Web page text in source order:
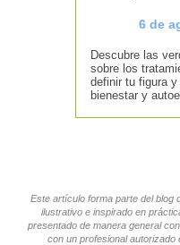
6 de
Descubre las
sobre los
definir tu figura
bienestar y
Este artículo forma parte del blog
ilustrativo e inspirado en
presentado de manera general
con un profesional